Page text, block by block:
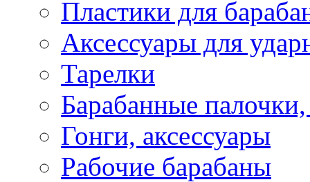
Пластики для
Аксессуары для
Тарелки
Барабанные палочки,
Гонги, аксессуары
Рабочие барабаны